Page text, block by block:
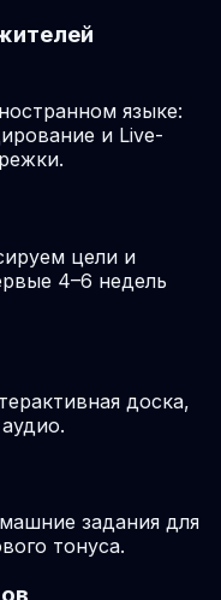
языке:
и Live-
цели и
4–6 недель
доска,
задания для
тонуса.